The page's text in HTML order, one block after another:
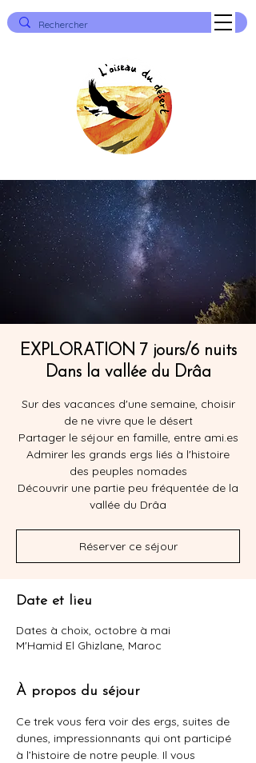
EXPLORATION 7 jours/6 nuits
Dans la vallée du Drâa
Sur des vacances d'une semaine, choisir
de ne vivre que le désert
Partager le séjour en famille, entre ami.es
Admirer les grands ergs liés à l'histoire
des peuples nomades
Découvrir une partie peu fréquentée de la
vallée du Drâa
Réserver ce séjour
Date et lieu
Dates à choix, octobre à mai
M'Hamid El Ghizlane, Maroc
À propos du séjour
​Ce trek vous fera voir des ergs, suites de
dunes, impressionnants qui ont participé
à l’histoire de notre peuple. Il vous